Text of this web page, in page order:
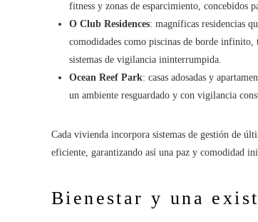
fitness y zonas de esparcimiento, concebidos
O Club Residences: magníficas residencias
comodidades como piscinas de borde
sistemas de vigilancia ininterrumpida.
Ocean Reef Park: casas adosadas y
un ambiente resguardado y con vigilancia
Cada vivienda incorpora sistemas de gestión de
eficiente, garantizando así una paz y comodidad
Bienestar y una